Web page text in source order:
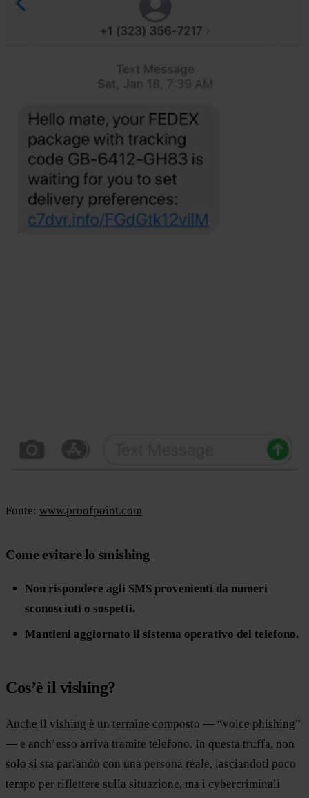
Fonte: www.proofpoint.com
Come evitare lo smishing
Non rispondere agli SMS provenienti da numeri
sconosciuti o sospetti.
Mantieni aggiornato il sistema operativo del telefono.
Cos’è il vishing?
Anche il vishing è un termine composto — “voice phishing”
— e anch’esso arriva tramite telefono. In questa truffa, non
solo si sta parlando con una persona reale, lasciandoti poco
tempo per riflettere sulla situazione, ma i cybercriminali